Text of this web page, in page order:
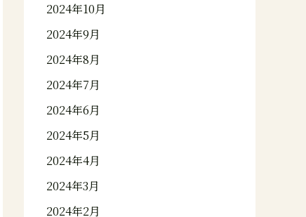
2024年10月
2024年9月
2024年8月
2024年7月
2024年6月
2024年5月
2024年4月
2024年3月
2024年2月